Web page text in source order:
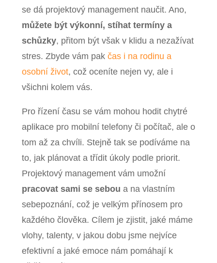
se dá projektový management naučit. Ano,
můžete být výkonní, stíhat termíny a
schůzky, přitom být však v klidu a nezažívat
stres. Zbyde vám pak čas i na rodinu a
osobní život, což oceníte nejen vy, ale i
všichni kolem vás.
Pro řízení času se vám mohou hodit chytré
aplikace pro mobilní telefony či počítač, ale o
tom až za chvíli. Stejně tak se podíváme na
to, jak plánovat a třídit úkoly podle priorit.
Projektový management vám umožní
pracovat sami se sebou a na vlastním
sebepoznání, což je velkým přínosem pro
každého člověka. Cílem je zjistit, jaké máme
vlohy, talenty, v jakou dobu jsme nejvíce
efektivní a jaké emoce nám pomáhají k